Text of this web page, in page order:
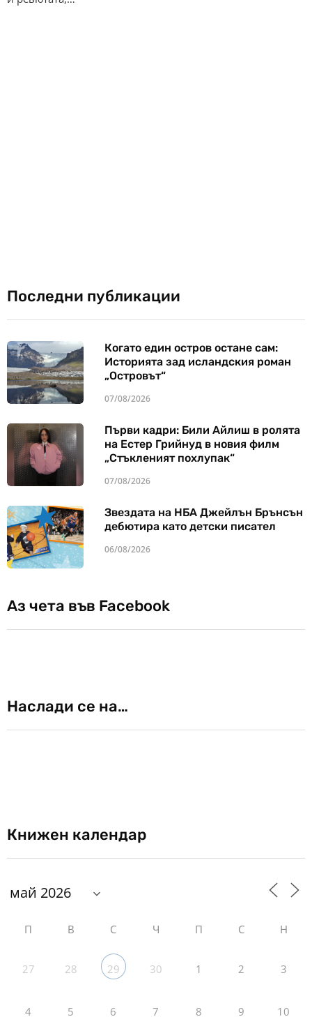
Последни публикации
Когато един остров остане сам:
Историята зад исландския роман
„Островът“
07/08/2026
Първи кадри: Били Айлиш в ролята
на Естер Грийнуд в новия филм
„Стъкленият похлупак“
07/08/2026
Звездата на НБА Джейлън Брънсън
дебютира като детски писател
06/08/2026
Аз чета във Facebook
Наслади се на…
Книжен календар
П В С Ч П С Н
27 28 29 30 1 2 3
4 5 6 7 8 9 10